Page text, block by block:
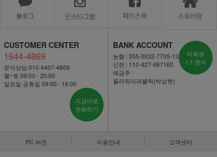
CUSTOMER CENTER
1644-4869
문자상담 010-4407-4869
월~토 09:00 - 20:00
일요일·공휴일 09:00 - 18:00
지금바로
전화하기
BANK ACCOUNT
농협 : 355-0032-7705-13
신한 : 110-427-887160
예금주 :
플라워리퍼블릭(박상현)
비회원
1:1 문의
PC 버전 이용안내 고객센터